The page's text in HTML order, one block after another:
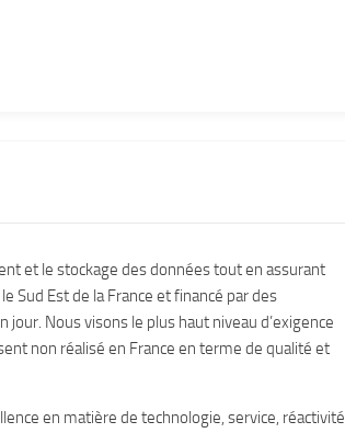
et le stockage des données tout en assurant
Sud Est de la France et financé par des
Nous visons le plus haut niveau d’exigence
non réalisé en France en terme de qualité et
en matière de technologie, service, réactivité